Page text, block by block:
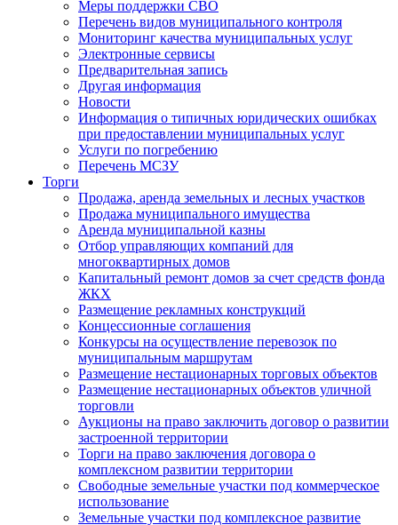
Меры поддержки СВО
Перечень видов муниципального контроля
Мониторинг качества муниципальных услуг
Электронные сервисы
Предварительная запись
Другая информация
Новости
Информация о типичных юридических ошибках
при предоставлении муниципальных услуг
Услуги по погребению
Перечень МСЗУ
Торги
Продажа, аренда земельных и лесных участков
Продажа муниципального имущества
Аренда муниципальной казны
Отбор управляющих компаний для
многоквартирных домов
Капитальный ремонт домов за счет средств фонда
ЖКХ
Размещение рекламных конструкций
Концессионные соглашения
Конкурсы на осуществление перевозок по
муниципальным маршрутам
Размещение нестационарных торговых объектов
Размещение нестационарных объектов уличной
торговли
Аукционы на право заключить договор о развитии
застроенной территории
Торги на право заключения договора о
комплексном развитии территории
Свободные земельные участки под коммерческое
использование
Земельные участки под комплексное развитие